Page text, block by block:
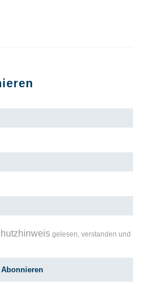
gelesen, verstanden und